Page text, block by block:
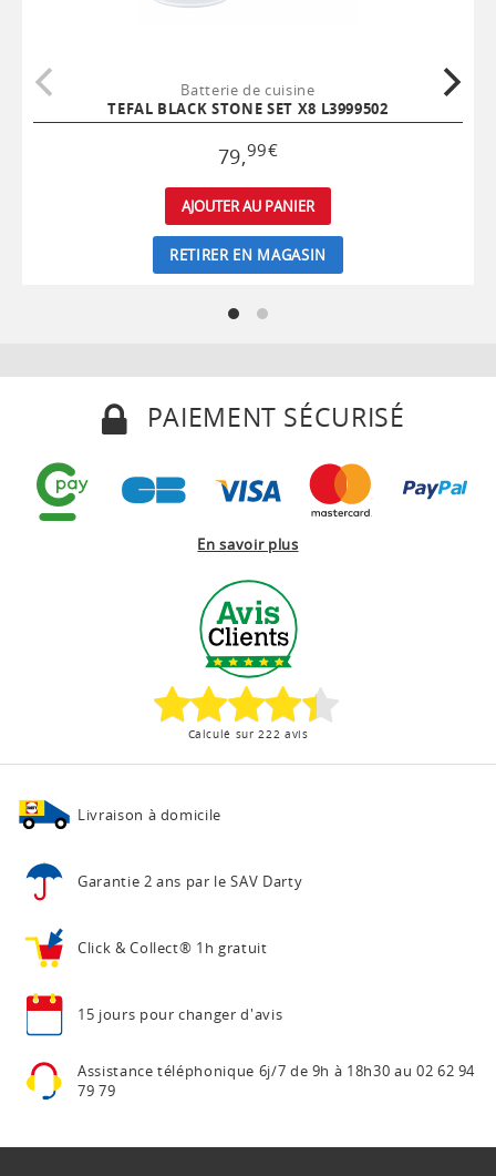
Batterie de cuisine
TEFAL BLACK STONE SET X8 L3999502
79,99€
AJOUTER AU PANIER
RETIRER EN MAGASIN
PAIEMENT SÉCURISÉ
En savoir plus
Calculé sur 222 avis
Livraison à domicile
Garantie 2 ans par le SAV Darty
Click & Collect® 1h gratuit
15 jours pour changer d'avis
Assistance téléphonique 6j/7 de 9h à 18h30 au 02 62 94
79 79